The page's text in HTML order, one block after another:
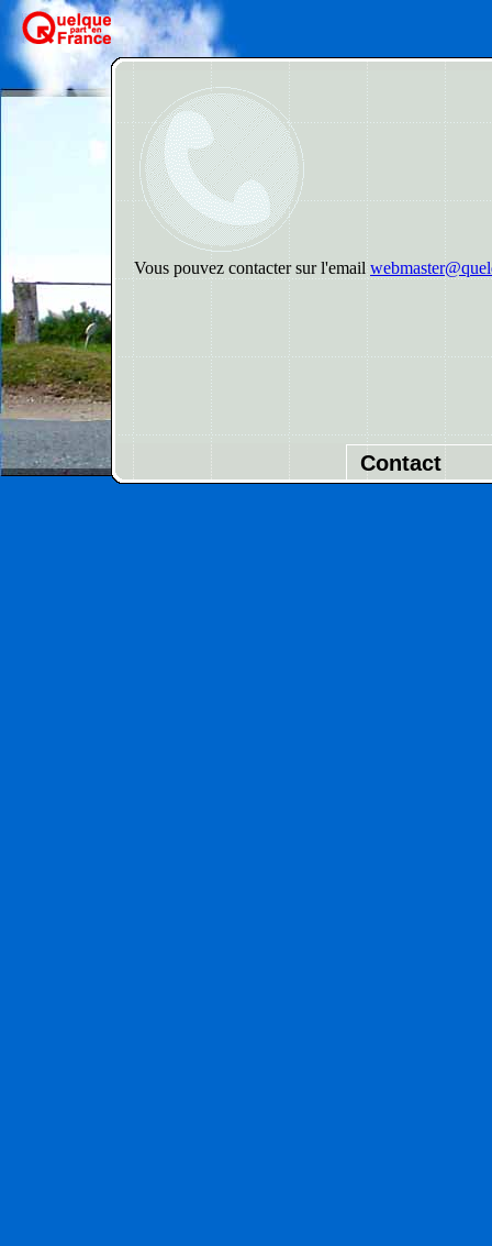
Vous pouvez contacter sur l'email
Contact